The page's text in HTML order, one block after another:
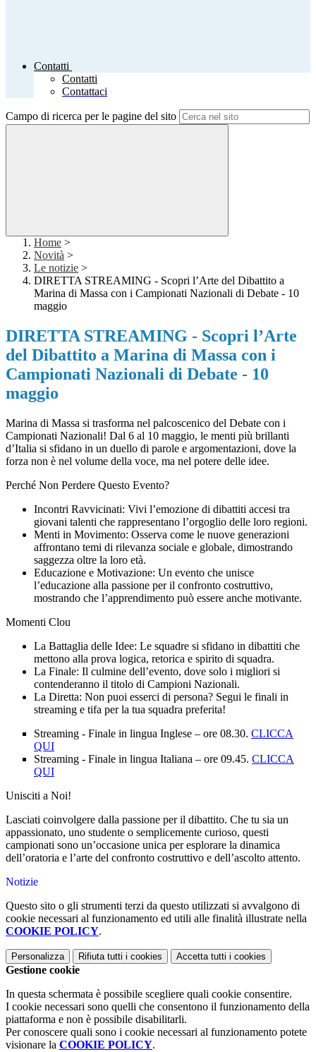
Contatti
Contatti
Contattaci
Campo di ricerca per le pagine del sito
Home >
Novità >
Le notizie >
DIRETTA STREAMING - Scopri l’Arte del Dibattito a
Marina di Massa con i Campionati Nazionali di Debate - 10
maggio
DIRETTA STREAMING - Scopri l’Arte
del Dibattito a Marina di Massa con i
Campionati Nazionali di Debate - 10
maggio
Marina di Massa si trasforma nel palcoscenico del Debate con i
Campionati Nazionali! Dal 6 al 10 maggio, le menti più brillanti
d’Italia si sfidano in un duello di parole e argomentazioni, dove la
forza non è nel volume della voce, ma nel potere delle idee.
Perché Non Perdere Questo Evento?
Incontri Ravvicinati: Vivi l’emozione di dibattiti accesi tra
giovani talenti che rappresentano l’orgoglio delle loro regioni.
Menti in Movimento: Osserva come le nuove generazioni
affrontano temi di rilevanza sociale e globale, dimostrando
saggezza oltre la loro età.
Educazione e Motivazione: Un evento che unisce
l’educazione alla passione per il confronto costruttivo,
mostrando che l’apprendimento può essere anche motivante.
Momenti Clou
La Battaglia delle Idee: Le squadre si sfidano in dibattiti che
mettono alla prova logica, retorica e spirito di squadra.
La Finale: Il culmine dell’evento, dove solo i migliori si
contenderanno il titolo di Campioni Nazionali.
La Diretta: Non puoi esserci di persona? Segui le finali in
streaming e tifa per la tua squadra preferita!
Streaming - Finale in lingua Inglese – ore 08.30. CLICCA
QUI
Streaming - Finale in lingua Italiana – ore 09.45. CLICCA
QUI
Unisciti a Noi!
Lasciati coinvolgere dalla passione per il dibattito. Che tu sia un
appassionato, uno studente o semplicemente curioso, questi
campionati sono un’occasione unica per esplorare la dinamica
dell’oratoria e l’arte del confronto costruttivo e dell’ascolto attento.
Notizie
Questo sito o gli strumenti terzi da questo utilizzati si avvalgono di
cookie necessari al funzionamento ed utili alle finalità illustrate nella
COOKIE POLICY.
Personalizza Rifiuta tutti i cookies Accetta tutti i cookies
Gestione cookie
In questa schermata è possibile scegliere quali cookie consentire.
I cookie necessari sono quelli che consentono il funzionamento della
piattaforma e non è possibile disabilitarli.
Per conoscere quali sono i cookie necessari al funzionamento potete
visionare la COOKIE POLICY.